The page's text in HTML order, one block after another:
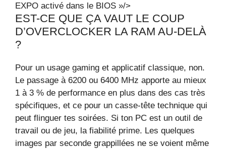
EXPO activé dans le BIOS »/>
EST-CE QUE ÇA VAUT LE COUP
D’OVERCLOCKER LA RAM AU-DELÀ
?
Pour un usage gaming et applicatif classique, non.
Le passage à 6200 ou 6400 MHz apporte au mieux
1 à 3 % de performance en plus dans des cas très
spécifiques, et ce pour un casse-tête technique qui
peut flinguer tes soirées. Si ton PC est un outil de
travail ou de jeu, la fiabilité prime. Les quelques
images par seconde grappillées ne se voient même